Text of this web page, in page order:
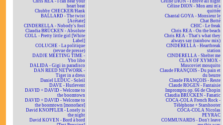
Chris REA - I can hear your
heart beat
Chubby CHECKER/Hank
BALLARD - The twist
[Acétate]
CINDERELLA - Nobody's fool
Claudia BRÜCKEN - Absolute
COLL - Pretty little girl [White
Label]
COLUCHE - La politique
(revue de presse)
DADJE MEETING TIME -
Ybo libo
DALIDA - Gigi in paradisco
DAN REED NETWORK -
Tiger in a dress
Daniel LEDUC - Soleil
DAVE - Hurlevent
DAVID + DAVID - Welcome to
the boomtown
DAVID + DAVID - Welcome to
the boomtown [monoface]
David KNOPFLER - Lonely is
the night
David KOVEN - Bord à bord
Céline DION - I drove all night
Céline DION - Mon ami m'a
quittée
Chantal GOYA - Monsieur le
Chat Botté
CHIC - Le freak
Chris REA - On the beach
Chris REA - That's what they
always say (rainbow mix)
CINDERELLA - Heartbreak
station
CINDERELLA - Shelter me
CLAN OF XYMOX -
Muscoviet mosquito
Claude FRANÇOIS - Du pain et
du beurre
Claude FRANÇOIS - Reste
Claude ROGEN - Fantaisie
Impromptu op. 66 de Chopin
Claudia BRÜCKEN - Fanatic
COCA-COLA French Rock -
Téléphone + Starshooter
COCA-COLA Nicolas
PEYRAC
COMMUNARDS - Don't leave